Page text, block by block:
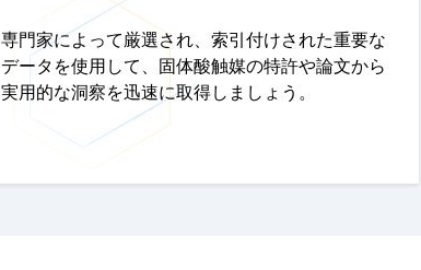
専門家によって厳選され、索引付けされた重要な
データを使用して、固体酸触媒の特許や論文から
実用的な洞察を迅速に取得しましょう。